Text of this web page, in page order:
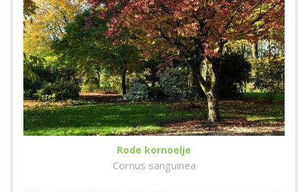
Rode kornoelje
Cornus sanguinea